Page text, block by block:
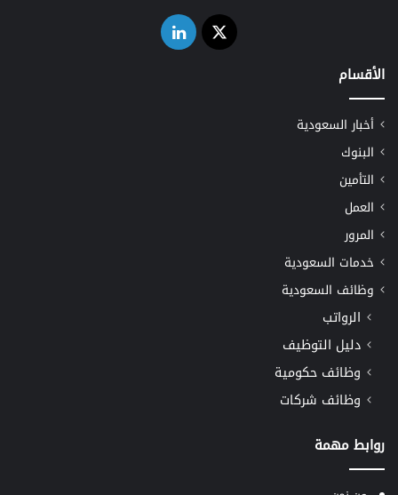
‫X لينكدإن
الأقسام
أخبار السعودية
البنوك
التأمين
العمل
المرور
خدمات السعودية
وظائف السعودية
الرواتب
دليل التوظيف
وظائف حكومية
وظائف شركات
روابط مهمة